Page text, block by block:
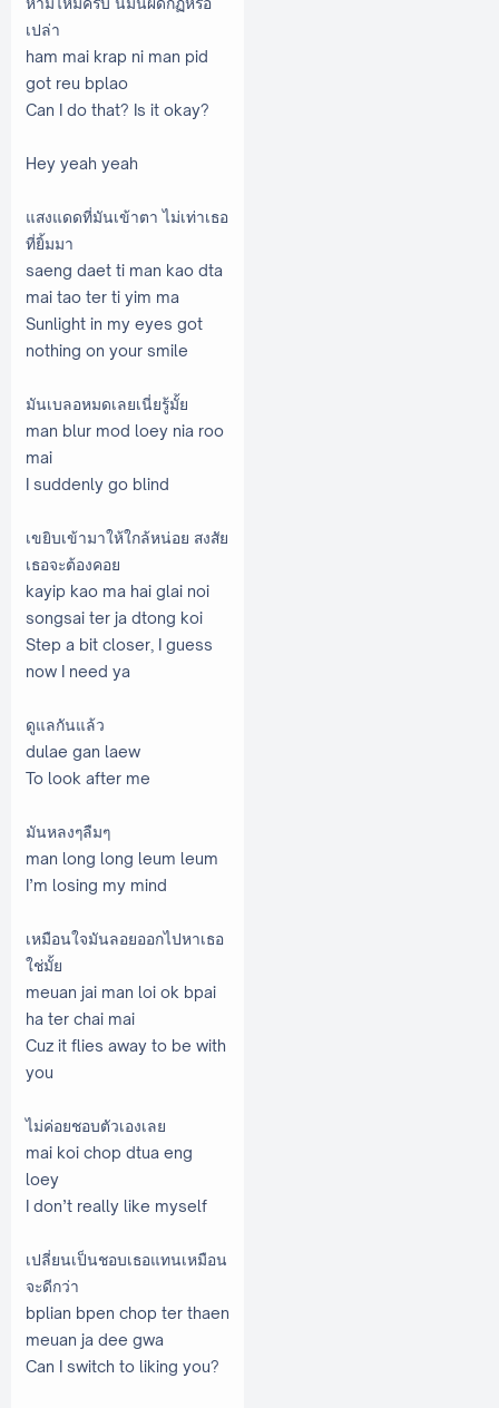
เปล่า
ham mai krap ni man pid
got reu bplao
Can I do that? Is it okay?
Hey yeah yeah
แสงแดดที่มันเข้าตา ไม่เท่าเธอ
ที่ยิ้มมา
saeng daet ti man kao dta
mai tao ter ti yim ma
Sunlight in my eyes got
nothing on your smile
มันเบลอหมดเลยเนี่ยรู้มั้ย
man blur mod loey nia roo
mai
I suddenly go blind
เขยิบเข้ามาให้ใกล้หน่อย สงสัย
เธอจะต้องคอย
kayip kao ma hai glai noi
songsai ter ja dtong koi
Step a bit closer, I guess
now I need ya
ดูแลกันแล้ว
dulae gan laew
To look after me
มันหลงๆลืมๆ
man long long leum leum
I’m losing my mind
เหมือนใจมันลอยออกไปหาเธอ
ใช่มั้ย
meuan jai man loi ok bpai
ha ter chai mai
Cuz it flies away to be with
you
ไม่ค่อยชอบตัวเองเลย
mai koi chop dtua eng
loey
I don’t really like myself
เปลี่ยนเป็นชอบเธอแทนเหมือน
จะดีกว่า
bplian bpen chop ter thaen
meuan ja dee gwa
Can I switch to liking you?